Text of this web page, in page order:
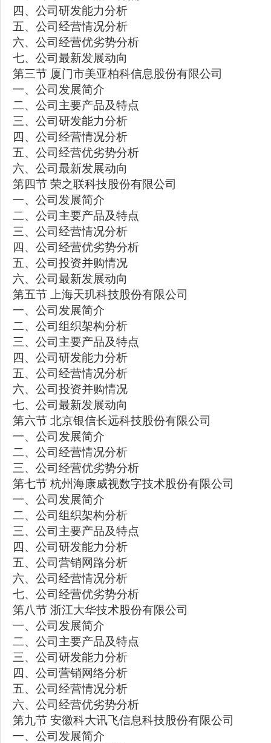
四、公司研发能力分析
五、公司经营情况分析
六、公司经营优劣势分析
七、公司最新发展动向
第三节 厦门市美亚柏科信息股份有限公司
一、公司发展简介
二、公司主要产品及特点
三、公司研发能力分析
四、公司经营情况分析
五、公司经营优劣势分析
六、公司最新发展动向
第四节 荣之联科技股份有限公司
一、公司发展简介
二、公司主要产品及特点
三、公司经营情况分析
四、公司经营优劣势分析
五、公司投资并购情况
六、公司最新发展动向
第五节 上海天玑科技股份有限公司
一、公司发展简介
二、公司组织架构分析
三、公司主要产品及特点
四、公司研发能力分析
五、公司经营情况分析
六、公司投资并购情况
七、公司最新发展动向
第六节 北京银信长远科技股份有限公司
一、公司发展简介
二、公司经营情况分析
三、公司经营优劣势分析
第七节 杭州海康威视数字技术股份有限公司
一、公司发展简介
二、公司组织架构分析
三、公司主要产品及特点
四、公司研发能力分析
五、公司营销网路分析
六、公司经营情况分析
七、公司经营优劣势分析
第八节 浙江大华技术股份有限公司
一、公司发展简介
二、公司主要产品及特点
三、公司研发能力分析
四、公司营销网络分析
五、公司经营情况分析
六、公司经营优劣势分析
第九节 安徽科大讯飞信息科技股份有限公司
一、公司发展简介